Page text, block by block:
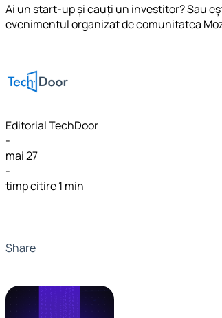
Ai un start-up și cauți un investitor? Sau
evenimentul organizat de comunitatea
Editorial TechDoor
-
mai 27
-
timp citire 1 min
Share